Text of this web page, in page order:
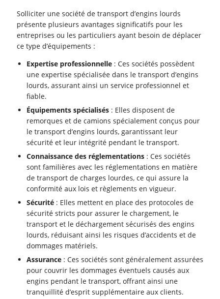
Solliciter une société de transport d’engins lourds
présente plusieurs avantages significatifs pour les
entreprises ou les particuliers ayant besoin de déplacer
ce type d’équipements :
Expertise professionnelle : Ces sociétés possèdent
une expertise spécialisée dans le transport d’engins
lourds, assurant ainsi un service professionnel et
fiable.
Équipements spécialisés : Elles disposent de
remorques et de camions spécialement conçus pour
le transport d’engins lourds, garantissant leur
sécurité et leur intégrité pendant le transport.
Connaissance des réglementations : Ces sociétés
sont familières avec les réglementations en matière
de transport de charges lourdes, ce qui assure la
conformité aux lois et règlements en vigueur.
Sécurité : Elles mettent en place des protocoles de
sécurité stricts pour assurer le chargement, le
transport et le déchargement sécurisés des engins
lourds, réduisant ainsi les risques d’accidents et de
dommages matériels.
Assurance : Ces sociétés sont généralement assurées
pour couvrir les dommages éventuels causés aux
engins pendant le transport, offrant ainsi une
tranquillité d’esprit supplémentaire aux clients.